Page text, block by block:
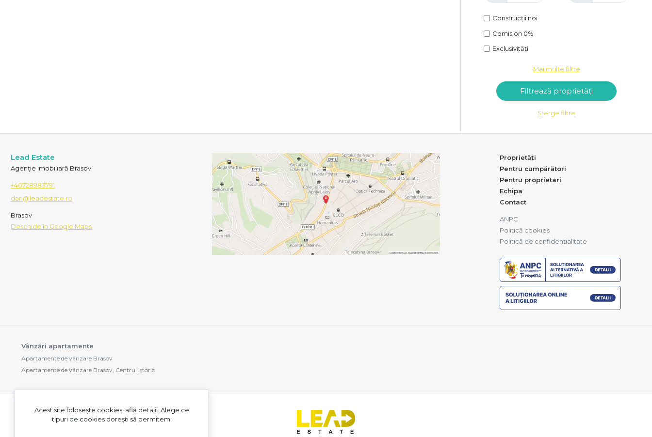
Construcții noi
Comision 0%
Exclusivități
Mai multe filtre
Șterge filtre
Lead Estate
Agenție imobiliară Brasov
+40728983791
dan@leadestate.ro
Brasov
Deschide în Google Maps
Proprietăți
Pentru cumpărători
Pentru proprietari
Echipa
Contact
ANPC
Politică cookies
Politică de confidențialitate
Vânzări apartamente
Apartamente de vânzare Brasov
Apartamente de vânzare Brasov, Centrul Istoric
Acest site folosește cookies, află detalii. Alege ce
tipuri de cookies dorești să permitem: